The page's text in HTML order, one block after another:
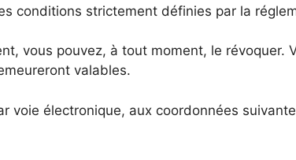
conditions strictement définies par la
vous pouvez, à tout moment, le révoquer.
valables.
voie électronique, aux coordonnées